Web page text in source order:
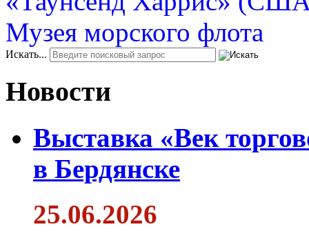
Искать...
Новости
Выставка «Век
в Бердянске
25.06.2026